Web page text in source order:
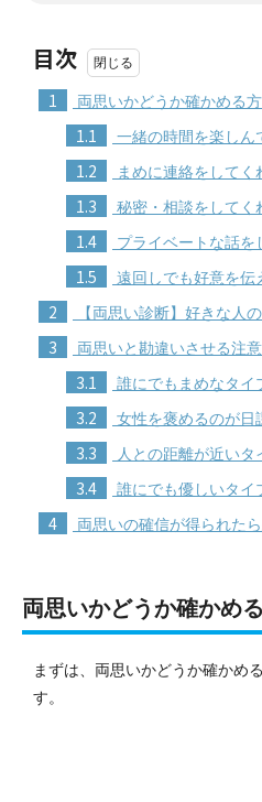
目次
1 両思いかどうか確かめる
1.1 一緒の時間を楽しん
1.2 まめに連絡をしてく
1.3 秘密・相談をしてく
1.4 プライベートな話を
1.5 遠回しでも好意を伝
2 【両思い診断】好きな人
3 両思いと勘違いさせる注
3.1 誰にでもまめなタイ
3.2 女性を褒めるのが日
3.3 人との距離が近いタ
3.4 誰にでも優しいタイ
4 両思いの確信が得られた
両思いかどうか確かめ
まずは、両思いかどうか確かめ
す。